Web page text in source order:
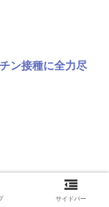
ン接種に全力尽
サイドバー